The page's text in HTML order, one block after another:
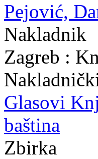
Pejović,
Nakladnik
Zagreb :
Glasovi
baština
Zbirka